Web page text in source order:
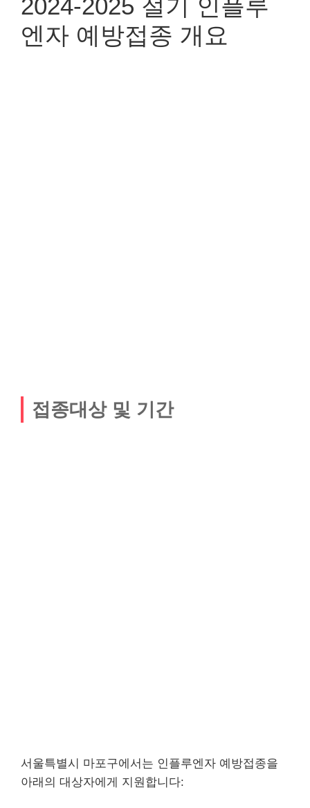
2024-2025 절기 인플루
엔자 예방접종 개요
접종대상 및 기간
서울특별시 마포구에서는 인플루엔자 예방접종을
아래의 대상자에게 지원합니다: